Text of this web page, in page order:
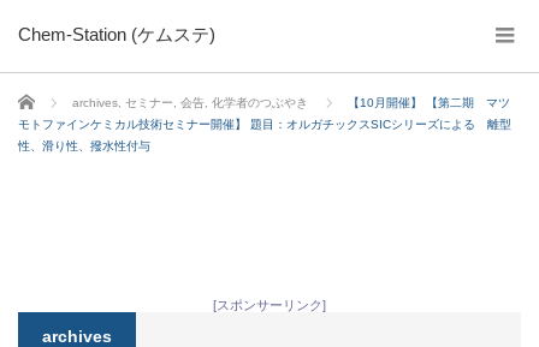
Chem-Station (ケムステ)
ホーム archives セミナー 会告 化学者のつぶやき
【10月開催】 【第二期 マツ
モトファインケミカル技術セミナー開催】 題目：オルガチックスSICシリーズによる 離型
性、滑り性、撥水性付与
[スポンサーリンク]
archives